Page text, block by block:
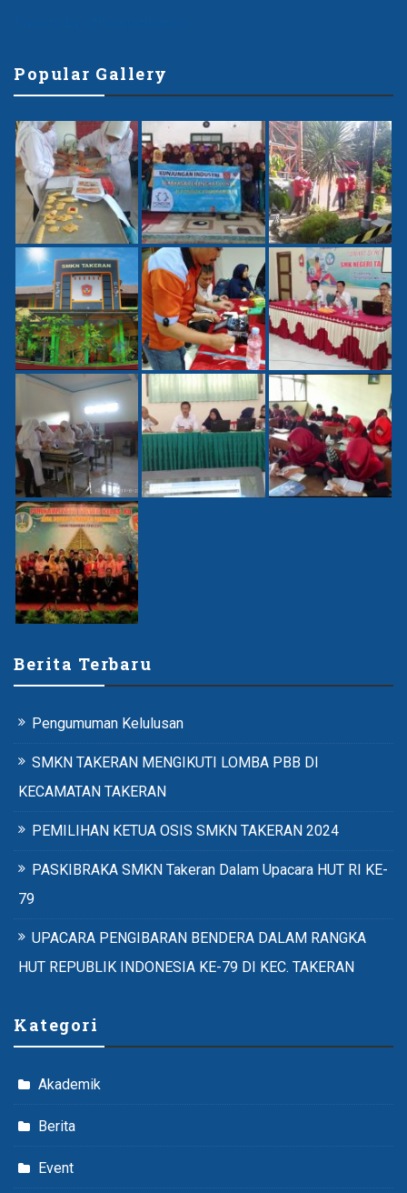
Popular Gallery
Berita Terbaru
Pengumuman Kelulusan
SMKN TAKERAN MENGIKUTI LOMBA PBB DI
KECAMATAN TAKERAN
PEMILIHAN KETUA OSIS SMKN TAKERAN 2024
PASKIBRAKA SMKN Takeran Dalam Upacara HUT RI KE-
79
UPACARA PENGIBARAN BENDERA DALAM RANGKA
HUT REPUBLIK INDONESIA KE-79 DI KEC. TAKERAN
Kategori
Akademik
Berita
Event